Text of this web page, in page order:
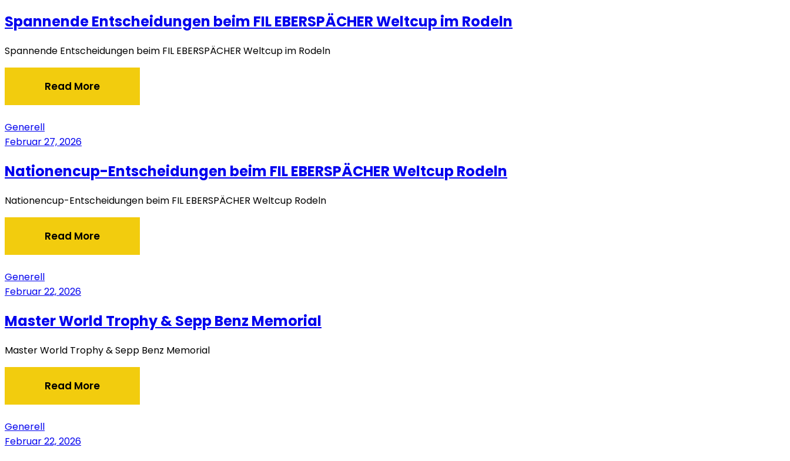
Spannende Entscheidungen beim FIL EBERSPÄCHER Weltcup im Rodeln
Spannende Entscheidungen beim FIL EBERSPÄCHER Weltcup im Rodeln
Read More
Generell
Februar 27, 2026
Nationencup-Entscheidungen beim FIL EBERSPÄCHER Weltcup Rodeln
Nationencup-Entscheidungen beim FIL EBERSPÄCHER Weltcup Rodeln
Read More
Generell
Februar 22, 2026
Master World Trophy & Sepp Benz Memorial
Master World Trophy & Sepp Benz Memorial
Read More
Generell
Februar 22, 2026